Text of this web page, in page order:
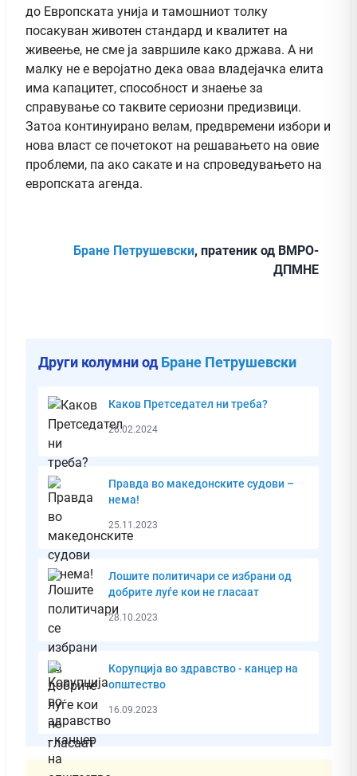
до Европската унија и тамошниот толку
посакуван животен стандард и квалитет на
живеење, не сме ја завршиле како држава. А ни
малку не е веројатно дека оваа владејачка елита
има капацитет, способност и знаење за
справување со таквите сериозни предизвици.
Затоа континуирано велам, предвремени избори и
нова власт се почетокот на решавањето на овие
проблеми, па ако сакате и на спроведувањето на
европската агенда.
Бране Петрушевски, пратеник од ВМРО-
ДПМНЕ
Други колумни од Бране Петрушевски
Каков Претседател ни треба?
26.02.2024
Правда во македонските судови –
нема!
25.11.2023
Лошите политичари се избрани од
добрите луѓе кои не гласаат
28.10.2023
Корупција во здравство - канцер на
општество
16.09.2023